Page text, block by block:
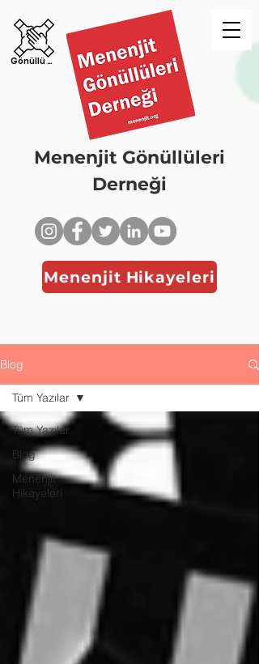
Menenjit Gönüllüleri
Derneği
Menenjit Hikayeleri
Gönüllü Ol!
Blog
Tüm Yazılar
Blog
Menenjit
Hikayeleri
Tüm Yazılar